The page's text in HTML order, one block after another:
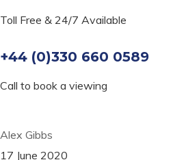
Toll Free & 24/7 Available
+44 (0)330 660 0589
Call to book a viewing
Alex Gibbs
17 June 2020